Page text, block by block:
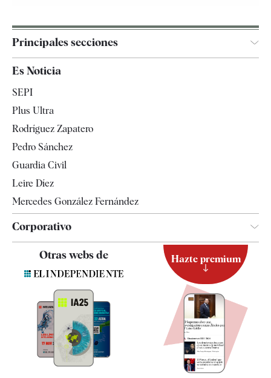
Principales secciones
España
Televisión
Es Noticia
SEPI
Plus Ultra
Rodríguez Zapatero
Pedro Sánchez
Guardia Civil
Leire Díez
Mercedes González Fernández
Corporativo
Contacto
Quiénes somos
Especificaciones
Otras webs de Hazte premium